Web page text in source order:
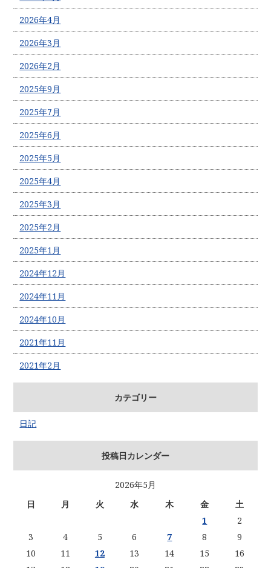
2026年4月
2026年3月
2026年2月
2025年9月
2025年7月
2025年6月
2025年5月
2025年4月
2025年3月
2025年2月
2025年1月
2024年12月
2024年11月
2024年10月
2021年11月
2021年2月
カテゴリー
日記
投稿日カレンダー
2026年5月
日
月 火 水 木 金
土
1
2
3
4 5 6 7 8
9
10
11 12 13 14 15
16